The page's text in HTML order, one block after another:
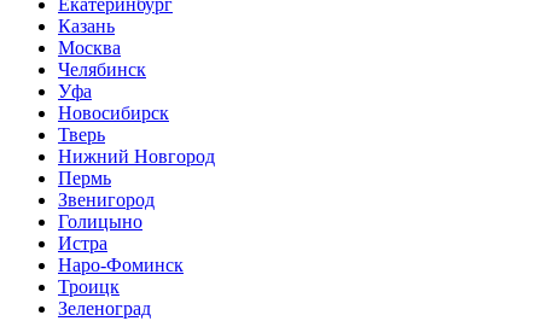
Екатеринбург
Казань
Москва
Челябинск
Уфа
Новосибирск
Тверь
Нижний Новгород
Пермь
Звенигород
Голицыно
Истра
Наро-Фоминск
Троицк
Зеленоград